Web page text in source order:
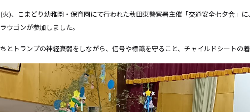
火)、こまどり幼稚園・保育園にて行われた秋田東警察署主催「交通安全七夕会」
ウゴンが参加しました。
とトランプの神経衰弱をしながら、信号や標識を守ること、チャイルドシートの